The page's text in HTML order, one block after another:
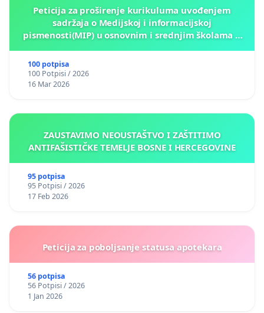
Peticija za proširenje kurikuluma uvođenjem
sadržaja o Medijskoj i informacijskoj
pismenosti(MIP) u osnovnim i srednjim školama u
100 potpisa
100 Potpisi / 2026
16 Mar 2026
ZAUSTAVIMO NEOUSTAŠTVO I ZAŠTITIMO
ANTIFAŠISTIČKE TEMELJE BOSNE I HERCEGOVINE
95 potpisa
95 Potpisi / 2026
17 Feb 2026
Peticija za poboljsanje statusa apotekara
56 potpisa
56 Potpisi / 2026
1 Jan 2026